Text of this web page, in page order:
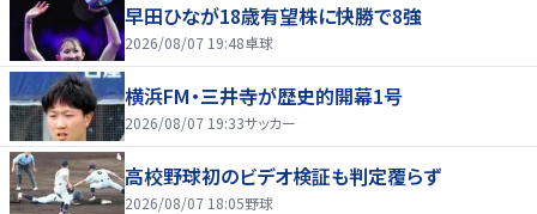
早田ひなが18歳有望株に快勝で8強
2026/08/07 19:48卓球
横浜FM・三井寺が歴史的開幕1号
2026/08/07 19:33サッカー
高校野球初のビデオ検証も判定覆らず
2026/08/07 18:05野球